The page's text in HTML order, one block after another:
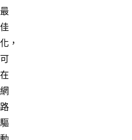
最
佳
化，
可
在
網
路
驅